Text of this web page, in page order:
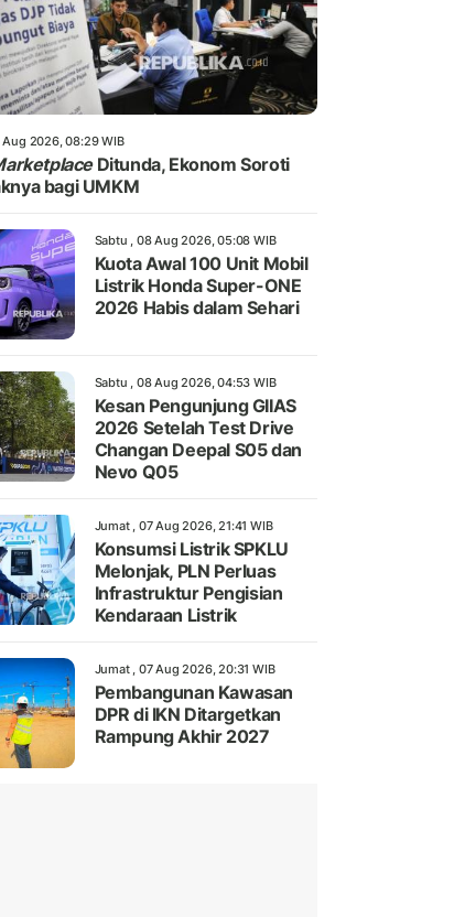
Aug 2026, 08:29 WIB
Ditunda, Ekonom Soroti
bagi UMKM
Sabtu , 08 Aug 2026, 05:08 WIB
Kuota Awal 100 Unit Mobil
Listrik Honda Super-ONE
2026 Habis dalam Sehari
Sabtu , 08 Aug 2026, 04:53 WIB
Kesan Pengunjung GIIAS
2026 Setelah Test Drive
Changan Deepal S05 dan
Nevo Q05
Jumat , 07 Aug 2026, 21:41 WIB
Konsumsi Listrik SPKLU
Melonjak, PLN Perluas
Infrastruktur Pengisian
Kendaraan Listrik
Jumat , 07 Aug 2026, 20:31 WIB
Pembangunan Kawasan
DPR di IKN Ditargetkan
Rampung Akhir 2027